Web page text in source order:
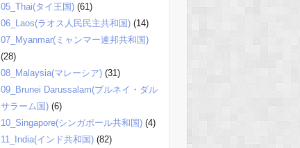
05_Thai(タイ王国)(61)
06_Laos(ラオス人民民主共和国)(14)
07_Myanmar(ミャンマー連邦共和国)
(28)
08_Malaysia(マレーシア)(31)
09_Brunei Darussalam(ブルネイ・ダル
サラーム国)(6)
10_Singapore(シンガポール共和国)(4)
11_India(インド共和国)(82)